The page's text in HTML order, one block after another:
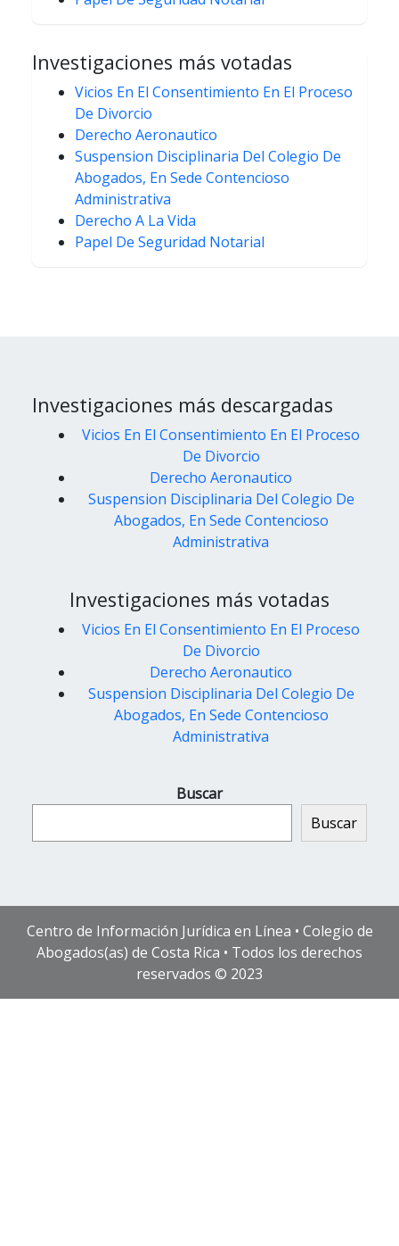
Investigaciones más votadas
Vicios En El Consentimiento En El Proceso
De Divorcio
Derecho Aeronautico
Suspension Disciplinaria Del Colegio De
Abogados, En Sede Contencioso
Administrativa
Derecho A La Vida
Papel De Seguridad Notarial
Investigaciones más descargadas
Vicios En El Consentimiento En El Proceso
De Divorcio
Derecho Aeronautico
Suspension Disciplinaria Del Colegio De
Abogados, En Sede Contencioso
Administrativa
Investigaciones más votadas
Vicios En El Consentimiento En El Proceso
De Divorcio
Derecho Aeronautico
Suspension Disciplinaria Del Colegio De
Abogados, En Sede Contencioso
Administrativa
Buscar
Buscar
Centro de Información Jurídica en Línea • Colegio de
Abogados(as) de Costa Rica • Todos los derechos
reservados © 2023